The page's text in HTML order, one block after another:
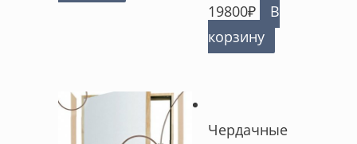
19800₽
В
корзину
Чердачные